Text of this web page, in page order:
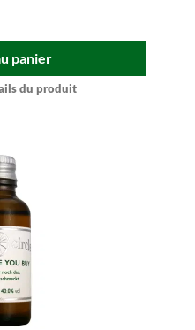
panier
du produit